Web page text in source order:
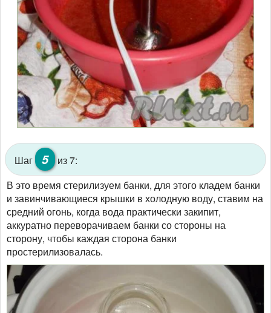
Шаг 5
из 7:
В это время стерилизуем банки, для этого кладем банки
и завинчивающиеся крышки в холодную воду, ставим на
средний огонь, когда вода практически закипит,
аккуратно переворачиваем банки со стороны на
сторону, чтобы каждая сторона банки
простерилизовалась.